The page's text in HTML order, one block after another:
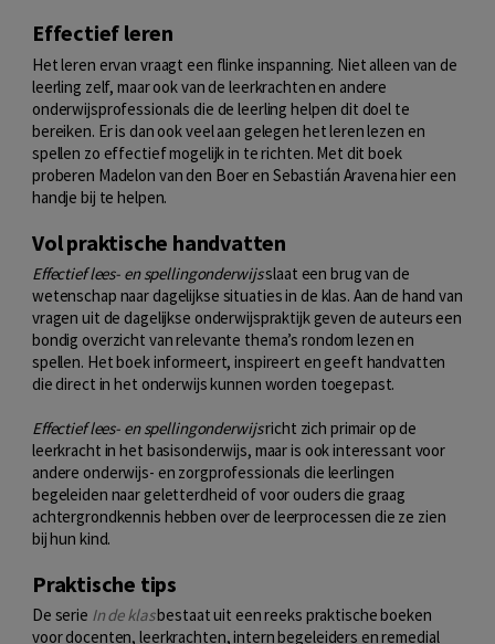
Effectief leren
Het leren ervan vraagt een flinke inspanning. Niet alleen van de
leerling zelf, maar ook van de leerkrachten en andere
onderwijsprofessionals die de leerling helpen dit doel te
bereiken. Er is dan ook veel aan gelegen het leren lezen en
spellen zo effectief mogelijk in te richten. Met dit boek
proberen Madelon van den Boer en Sebastián Aravena hier een
handje bij te helpen.
Vol praktische handvatten
Effectief lees- en spellingonderwijsslaat een brug van de
wetenschap naar dagelijkse situaties in de klas. Aan de hand van
vragen uit de dagelijkse onderwijspraktijk geven de auteurs een
bondig overzicht van relevante thema’s rondom lezen en
spellen. Het boek informeert, inspireert en geeft handvatten
die direct in het onderwijs kunnen worden toegepast.
Effectief lees- en spellingonderwijsricht zich primair op de
leerkracht in het basisonderwijs, maar is ook interessant voor
andere onderwijs- en zorgprofessionals die leerlingen
begeleiden naar geletterdheid of voor ouders die graag
achtergrondkennis hebben over de leerprocessen die ze zien
bij hun kind.
Praktische tips
De serie In de klasbestaat uit een reeks praktische boeken
voor docenten, leerkrachten, intern begeleiders en remedial